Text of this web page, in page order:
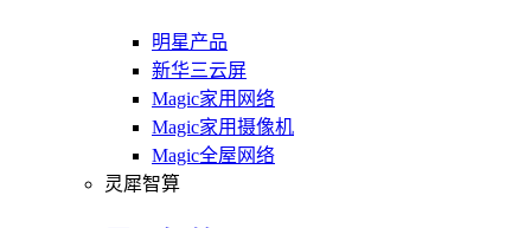
明星产品
新华三云屏
Magic家用网络
Magic家用摄像机
Magic全屋网络
灵犀智算